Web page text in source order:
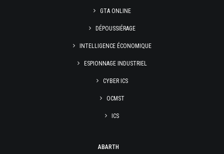
GTA ONLINE
DÉPOUSSIÉRAGE
INTELLIGENCE ÉCONOMIQUE
ESPIONNAGE INDUSTRIEL
CYBER ICS
OCMST
ICS
ABARTH